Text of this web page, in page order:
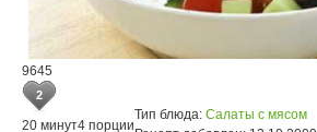
9645
2
20 минут4 порции
Тип блюда: Салаты с мясом